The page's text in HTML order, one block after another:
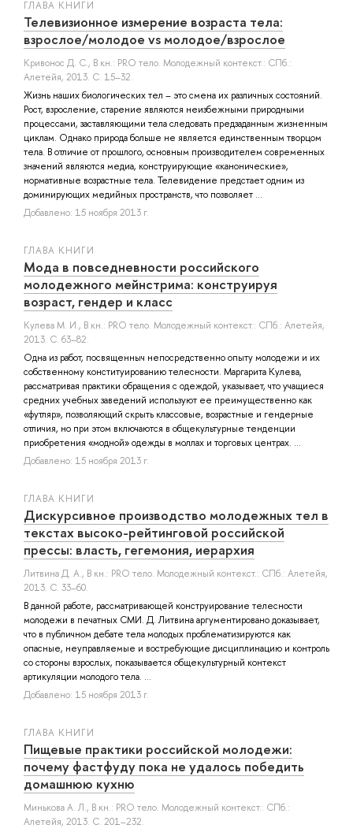
ГЛАВА КНИГИ
Телевизионное измерение возраста тела:
взрослое/молодое vs молодое/взрослое
Кривонос Д. С., В кн.: PRO тело. Молодежный контекст.: СПб.:
Алетейя, 2013. С. 15–32.
Жизнь наших биологических тел – это смена их различных состояний.
Рост, взросление, старение являются неизбежными природными
процессами, заставляющими тела следовать предзаданным жизненным
циклам. Однако природа больше не является единственным творцом
тела. В отличие от прошлого, основным производителем современных
значений являются медиа, конструирующие «канонические»,
нормативные возрастные тела. Телевидение предстает одним из
доминирующих медийных пространств, что позволяет ...
Добавлено: 15 ноября 2013 г.
ГЛАВА КНИГИ
Мода в повседневности российского
молодежного мейнстрима: конструируя
возраст, гендер и класс
Кулева М. И., В кн.: PRO тело. Молодежный контекст.: СПб.: Алетейя,
2013. С. 63–82.
Одна из работ, посвященныч непосредственно опыту молодежи и их
собственному конституированию телесности. Маргарита Кулева,
рассматривая практики обращения с одеждой, указывает, что учащиеся
средних учебных заведений используют ее преимущественно как
«футляр», позволяющий скрыть классовые, возрастные и гендерные
отличия, но при этом включаются в общекультурные тенденции
приобретения «модной» одежды в моллах и торговых центрах. ...
Добавлено: 15 ноября 2013 г.
ГЛАВА КНИГИ
Дискурсивное производство молодежных тел в
текстах высоко-рейтинговой российской
прессы: власть, гегемония, иерархия
Литвина Д. А., В кн.: PRO тело. Молодежный контекст.: СПб.: Алетейя,
2013. С. 33–60.
В данной работе, рассматривающей конструирование телесности
молодежи в печатных СМИ. Д. Литвина аргументировано доказывает,
что в публичном дебате тела молодых проблематизируются как
опасные, неуправляемые и востребующие дисциплинацию и контроль
со стороны взрослых, показывается общекультурный контекст
артикуляции молодого тела. ...
Добавлено: 15 ноября 2013 г.
ГЛАВА КНИГИ
Пищевые практики российской молодежи:
почему фастфуду пока не удалось победить
домашнюю кухню
Минькова А. Л., В кн.: PRO тело. Молодежный контекст.: СПб.:
Алетейя, 2013. С. 201–232.